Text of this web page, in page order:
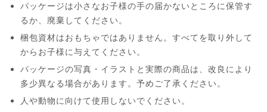
パッケージは小さなお子様の手の届かないところに保管す
るか、廃棄してください。
梱包資材はおもちゃではありません。すべてを取り外して
からお子様に与えてください。
パッケージの写真・イラストと実際の商品は、改良により
多少異なる場合があります。予めご了承ください。
人や動物に向けて使用しないでください。